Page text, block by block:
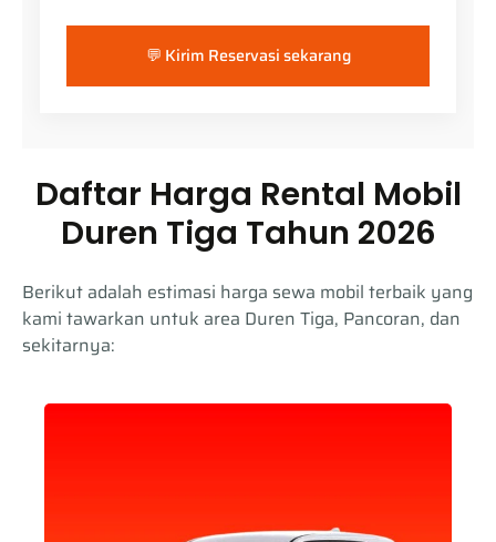
💬 Kirim Reservasi sekarang
Daftar Harga Rental Mobil
Duren Tiga Tahun 2026
Berikut adalah estimasi harga sewa mobil terbaik yang
kami tawarkan untuk area Duren Tiga, Pancoran, dan
sekitarnya: